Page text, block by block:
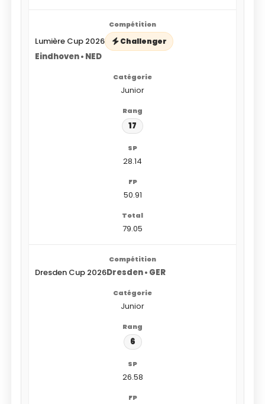
Lumière Cup 2026 Challenger
Eindhoven • NED
Junior
17
28.14
50.91
79.05
Dresden Cup 2026Dresden • GER
Junior
6
26.58